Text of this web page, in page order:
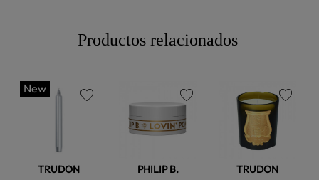
Productos relacionados
New
TRUDON PHILIP B.
favorite
TRUDON
favorite